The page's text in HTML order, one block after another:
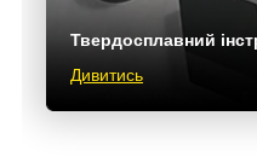
Твердосплавний
Дивитись